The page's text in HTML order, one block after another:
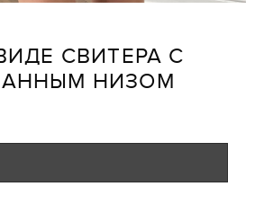
СВИТЕРА С
НИЗОМ